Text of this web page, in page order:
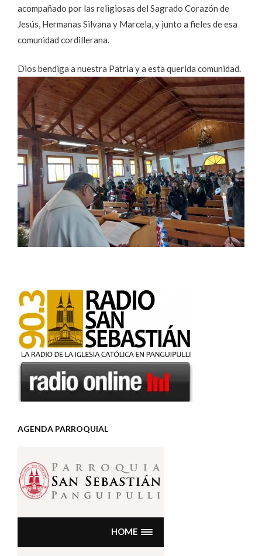
acompañado por las religiosas del Sagrado Corazón de
Jesús, Hermanas Silvana y Marcela, y junto a fieles de esa
comunidad cordillerana.
Dios bendiga a nuestra Patria y a esta querida comunidad.
AGENDA PARROQUIAL